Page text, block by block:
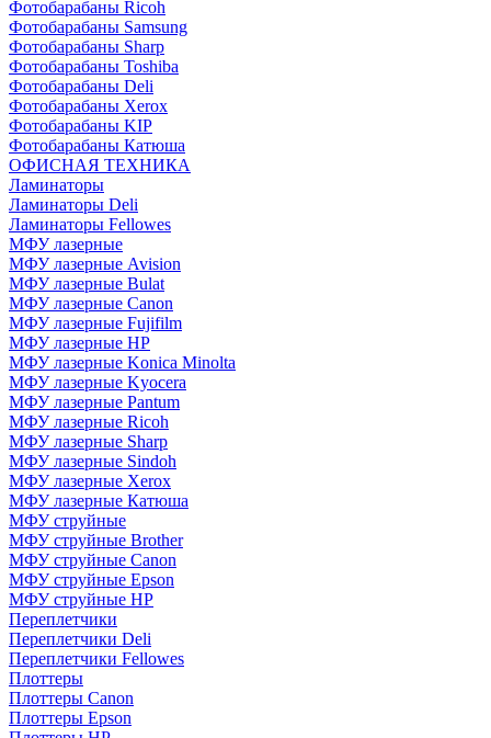
Фотобарабаны Ricoh
Фотобарабаны Samsung
Фотобарабаны Sharp
Фотобарабаны Toshiba
Фотобарабаны Deli
Фотобарабаны Xerox
Фотобарабаны KIP
Фотобарабаны Катюша
ОФИСНАЯ ТЕХНИКА
Ламинаторы
Ламинаторы Deli
Ламинаторы Fellowes
МФУ лазерные
МФУ лазерные Avision
МФУ лазерные Bulat
МФУ лазерные Canon
МФУ лазерные Fujifilm
МФУ лазерные HP
МФУ лазерные Konica Minolta
МФУ лазерные Kyocera
МФУ лазерные Pantum
МФУ лазерные Ricoh
МФУ лазерные Sharp
МФУ лазерные Sindoh
МФУ лазерные Xerox
МФУ лазерные Катюша
МФУ струйные
МФУ струйные Brother
МФУ струйные Canon
МФУ струйные Epson
МФУ струйные HP
Переплетчики
Переплетчики Deli
Переплетчики Fellowes
Плоттеры
Плоттеры Canon
Плоттеры Epson